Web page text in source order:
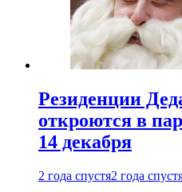
Резиденции
откроются в
14 декабря
2 года спустя2 года